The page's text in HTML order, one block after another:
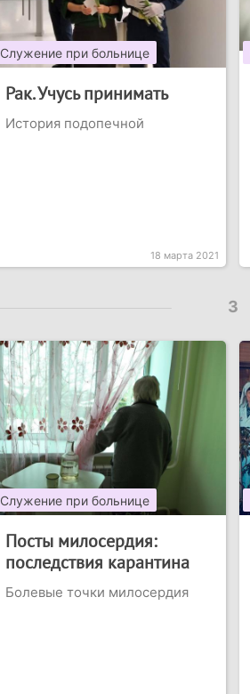
Служение при больнице
Рак. Учусь принимать
История подопечной
18 марта 2021
3
Служение при больнице
Посты милосердия:
последствия карантина
Болевые точки милосердия